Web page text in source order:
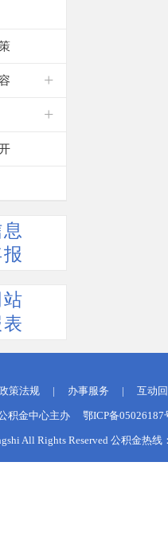
策法规 | 办事服务 | 互动
积金中心主办 鄂ICP备
All Rights Reserved 公积金热